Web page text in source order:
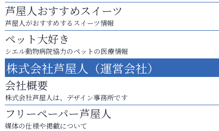
芦屋人おすすめスイーツ
芦屋人がおすすめするスイーツ情報
ペット大好き
シエル動物病院協力のペットの医療情報
株式会社芦屋人（運営会社）
会社概要
株式会社芦屋人は、デザイン事務所です
フリーペーパー芦屋人
媒体の仕様や掲載について